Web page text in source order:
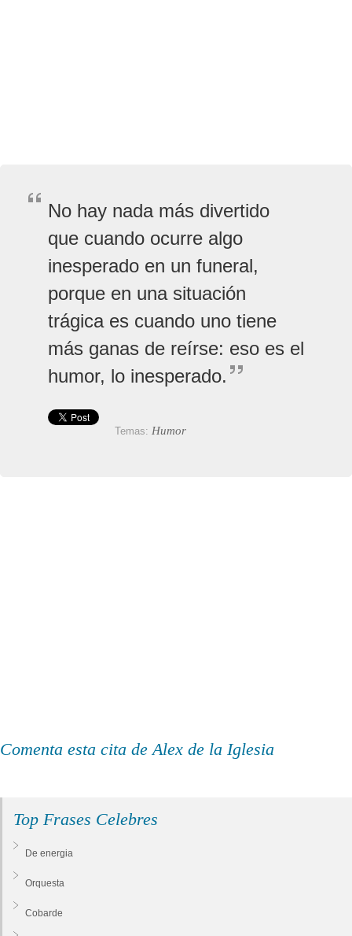
No hay nada más divertido
que cuando ocurre algo
inesperado en un funeral,
porque en una situación
trágica es cuando uno tiene
más ganas de reírse: eso es el
humor, lo inesperado.
Temas: Humor
Comenta esta cita de Alex de la Iglesia
Top Frases Celebres
De energia
Orquesta
Cobarde